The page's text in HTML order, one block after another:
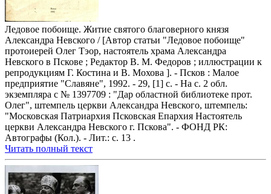
Ледовое побоище. Житие святого благоверного князя
Александра Невского / [Автор статьи "Ледовое побоище"
протоиерей Олег Тэор, настоятель храма Александра
Невского в Пскове ; Редактор В. М. Федоров ; иллюстрации к
репродукциям Г. Костина и В. Мохова ]. - Псков : Малое
предприятие "Славяне", 1992. - 29, [1] с. - На с. 2 обл.
экземпляра с № 1397709 : "Дар областной библиотеке прот.
Олег", штемпель церкви Александра Невского, штемпель:
"Московская Патриархия Псковская Епархия Настоятель
церкви Александра Невского г. Пскова". - ФОНД РК:
Автографы (Кол.). - Лит.: с. 13 .
Читать полный текст